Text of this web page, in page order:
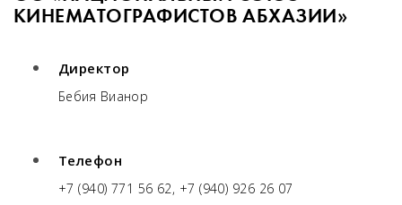
КИНЕМАТОГРАФИСТОВ АБХАЗИИ»
Директор
Бебия Вианор
Телефон
+7 (940) 771 56 62, +7 (940) 926 26 07